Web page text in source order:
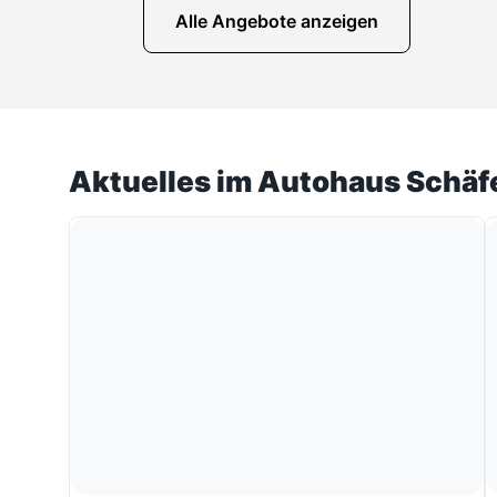
Alle Angebote anzeigen
Aktuelles im Autohaus